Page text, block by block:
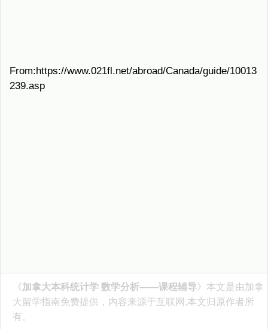
From:https://www.021fl.net/abroad/Canada/guide/10013
239.asp
《加拿大本科统计学 数学分析——课程辅导》本文是由加拿
大留学指南免费提供，内容来源于互联网,本文归原作者所
有。